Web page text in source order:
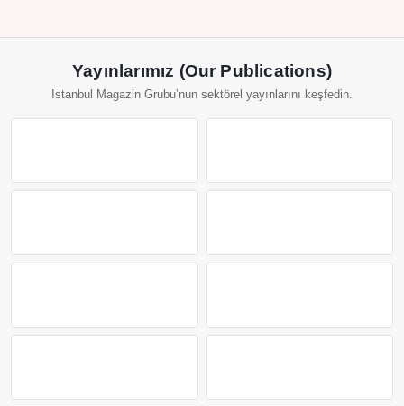
Yayınlarımız (Our Publications)
İstanbul Magazin Grubu’nun sektörel yayınlarını keşfedin.